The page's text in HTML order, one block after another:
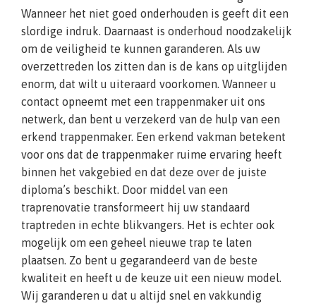
Wanneer het niet goed onderhouden is geeft dit een
slordige indruk. Daarnaast is onderhoud noodzakelijk
om de veiligheid te kunnen garanderen. Als uw
overzettreden los zitten dan is de kans op uitglijden
enorm, dat wilt u uiteraard voorkomen. Wanneer u
contact opneemt met een trappenmaker uit ons
netwerk, dan bent u verzekerd van de hulp van een
erkend trappenmaker. Een erkend vakman betekent
voor ons dat de trappenmaker ruime ervaring heeft
binnen het vakgebied en dat deze over de juiste
diploma’s beschikt. Door middel van een
traprenovatie transformeert hij uw standaard
traptreden in echte blikvangers. Het is echter ook
mogelijk om een geheel nieuwe trap te laten
plaatsen. Zo bent u gegarandeerd van de beste
kwaliteit en heeft u de keuze uit een nieuw model.
Wij garanderen u dat u altijd snel en vakkundig